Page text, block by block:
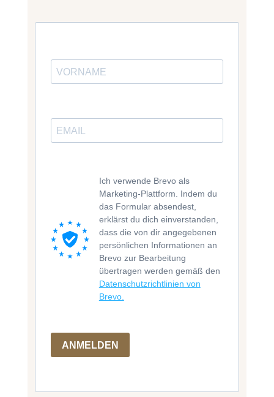
Ich verwende Brevo als
Marketing-Plattform. Indem du
das Formular absendest,
erklärst du dich einverstanden,
dass die von dir angegebenen
persönlichen Informationen an
Brevo zur Bearbeitung
übertragen werden gemäß den
Datenschutzrichtlinien von
Brevo.
ANMELDEN